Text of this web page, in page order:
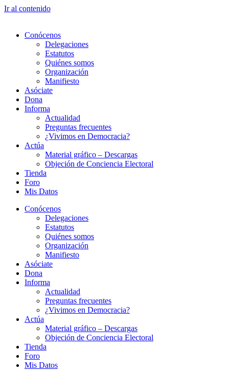
Ir al contenido
Conócenos
Delegaciones
Estatutos
Quiénes somos
Organización
Manifiesto
Asóciate
Dona
Informa
Actualidad
Preguntas frecuentes
¿Vivimos en Democracia?
Actúa
Material gráfico – Descargas
Objeción de Conciencia Electoral
Tienda
Foro
Mis Datos
Conócenos
Delegaciones
Estatutos
Quiénes somos
Organización
Manifiesto
Asóciate
Dona
Informa
Actualidad
Preguntas frecuentes
¿Vivimos en Democracia?
Actúa
Material gráfico – Descargas
Objeción de Conciencia Electoral
Tienda
Foro
Mis Datos